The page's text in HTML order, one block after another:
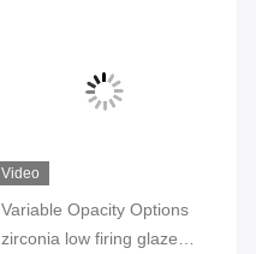
Video
Variable Opacity Options
zirconia low firing glaze